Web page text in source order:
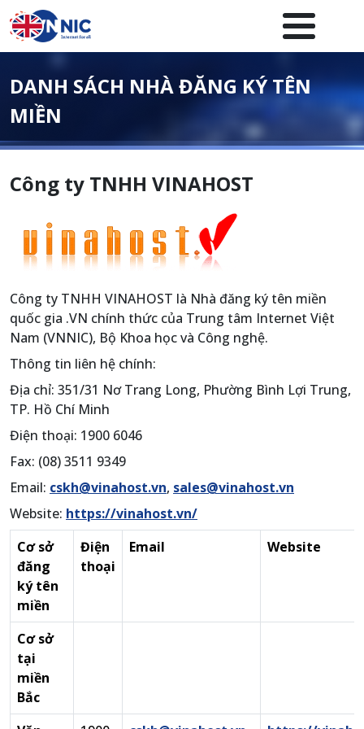
Nhảy đến nội dung
Menuheader của website
DANH SÁCH NHÀ ĐĂNG KÝ TÊN
MIỀN
Công ty TNHH VINAHOST
Công ty TNHH VINAHOST là Nhà đăng ký tên miền
quốc gia .VN chính thức của Trung tâm Internet Việt
Nam (VNNIC), Bộ Khoa học và Công nghệ.
Thông tin liên hệ chính:
Địa chỉ: 351/31 Nơ Trang Long, Phường Bình Lợi Trung,
TP. Hồ Chí Minh
Điện thoại: 1900 6046
Fax: (08) 3511 9349
Email: cskh@vinahost.vn, sales@vinahost.vn
Website: https://vinahost.vn/
Cơ sở
đăng
ký tên
miền
Điện
thoại
Email Website
Cơ sở
tại
miền
Bắc